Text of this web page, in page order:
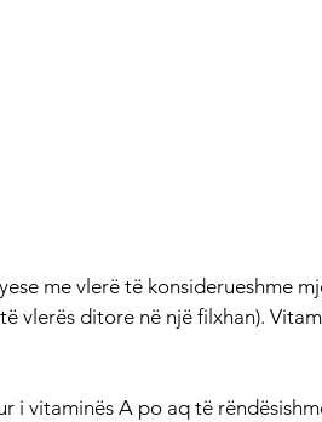
me vlerë të konsiderueshme
vlerës ditore në një filxhan).
i vitaminës A po aq të